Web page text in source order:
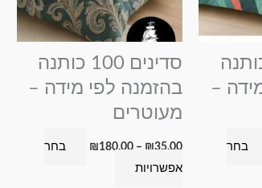
100 כותנה
–
בחר
סדינים 100 כותנה
בהזמנה לפי מידה –
מעוטרים
₪35.00
–
₪ 180.00
בחר
אפשרויות
ניתן
לבחור
את
האפשרויות